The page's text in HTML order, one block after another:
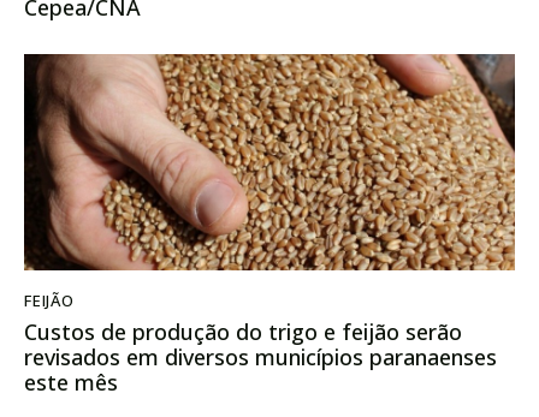
Cepea/CNA
FEIJÃO
Custos de produção do trigo e feijão serão
revisados em diversos municípios paranaenses
este mês